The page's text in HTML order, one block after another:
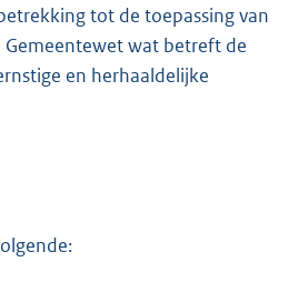
tot de toepassing van
wat betreft de
en herhaaldelijke